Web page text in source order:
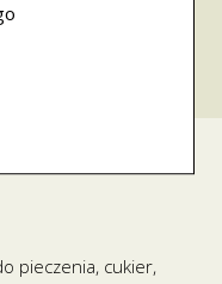
pieczenia, cukier,